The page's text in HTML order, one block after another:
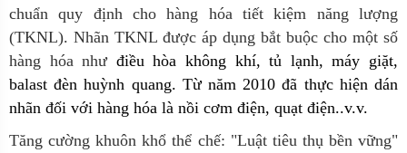
chuẩn quy định cho hàng hóa tiết kiệm năng lượng
(TKNL). Nhãn TKNL được áp dụng bắt buộc cho một số
hàng hóa nhưđiều hòa không khí, tủ lạnh, máy giặt,
balast đèn huỳnh quang. Từ năm 2010 đã thực hiện dán
nhãn đối với hàng hóa là nồi cơm điện, quạt điện..v.v.
Tăng cường khuôn khổ thể chế: "Luật tiêu thụ bền vững"